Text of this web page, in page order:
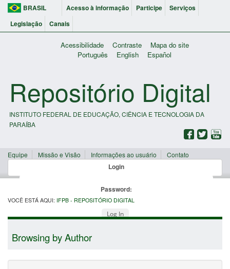
BRASIL Acesso à informação Participe
Serviços
Legislação
Canais
Acessibilidade Contraste
Mapa do site
Português
English Español
Repositório Digital
INSTITUTO FEDERAL DE EDUCAÇÃO, CIÊNCIA E TECNOLOGIA DA
PARAÍBA
Equipe Missão e Visão Informações ao usuário Contato
Login
Password:
Log In
VOCÊ ESTÁ AQUI: IFPB - REPOSITÓRIO DIGITAL
Browsing by Author